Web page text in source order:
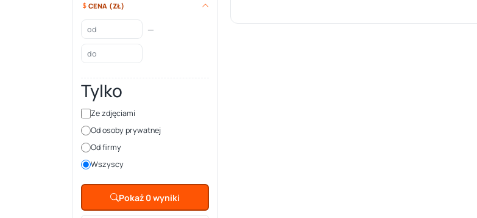
CENA (ZŁ)
—
Tylko
Ze zdjęciami
Od osoby prywatnej
Od firmy
Wszyscy
Pokaż 0 wyniki